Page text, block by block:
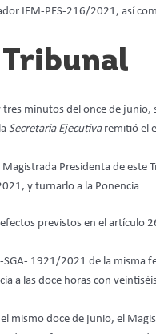
IEM-PES-216/2021, así
minutos del once de junio,
Secretaria Ejecutiva remitió el
Magistrada Presidenta de este
y turnarlo a la Ponencia
previstos en el artículo
1921/2021 de la misma
a las doce horas con
mismo doce de junio, el